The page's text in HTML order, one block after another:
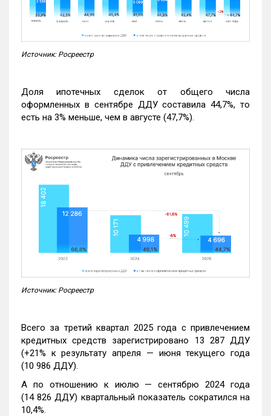
Источник: Росреестр
Доля ипотечных сделок от общего числа
оформленных в сентябре ДДУ составила 44,7%, то
есть на 3% меньше, чем в августе (47,7%).
Источник: Росреестр
Всего за третий квартал 2025 года с привлечением
кредитных средств зарегистрировано 13 287 ДДУ
(+21% к результату апреля — июня текущего года
(10 986 ДДУ).
А по отношению к июлю — сентябрю 2024 года
(14 826 ДДУ) квартальный показатель сократился на
10,4%.